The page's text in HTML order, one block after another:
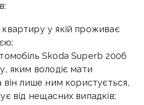
у якій проживає
Skoda Superb 2006
яким володіє мати
він лише ним користується,
від нещасних випадків;